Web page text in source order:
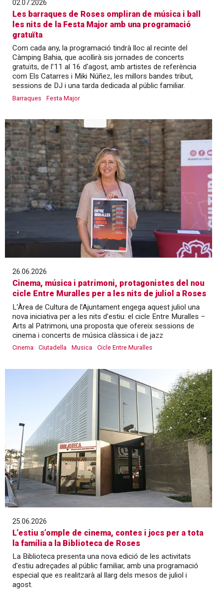
02.07.2026
Les barraques de Roses ompliran de música i ball
les nits de la Festa Major amb una programació
gratuïta
Com cada any, la programació tindrà lloc al recinte del
Càmping Bahia, que acollirà sis jornades de concerts
gratuïts, de l’11 al 16 d'agost, amb artistes de referència
com Els Catarres i Miki Núñez, les millors bandes tribut,
sessions de DJ i una tarda dedicada al públic familiar.
Barraques Festa Major
26.06.2026
Cinema, música i patrimoni, protagonistes del nou
cicle Entre Muralles per a les nits de juliol a Roses
L’Àrea de Cultura de l’Ajuntament engega aquest juliol una
nova iniciativa per a les nits d’estiu: el cicle Entre Muralles –
Arts al Patrimoni, una proposta que ofereix sessions de
cinema i concerts de música clàssica i de jazz
Cinema Ciutadella Musica Cicle Entre Muralles
25.06.2026
L’estiu s’omple de cinema, contes i jocs per a tota
la família a la Biblioteca de Roses
La Biblioteca presenta una nova edició de les activitats
d'estiu adreçades al públic familiar, amb una programació
especial que es realitzarà al llarg dels mesos de juliol i
agost.